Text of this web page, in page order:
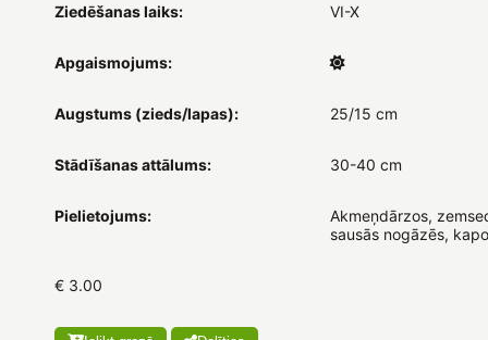
Ziedēšanas laiks: VI-X
Apgaismojums:
Augstums (zieds/lapas): 25/15 cm
Stādīšanas attālums: 30-40 cm
Pielietojums:
Akmeņdārzos,
sausās nogāzēs,
€ 3.00